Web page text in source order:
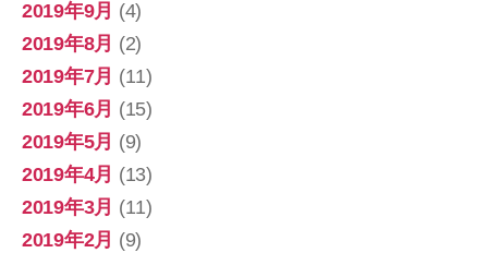
2019年9月 (4)
2019年8月 (2)
2019年7月 (11)
2019年6月 (15)
2019年5月 (9)
2019年4月 (13)
2019年3月 (11)
2019年2月 (9)